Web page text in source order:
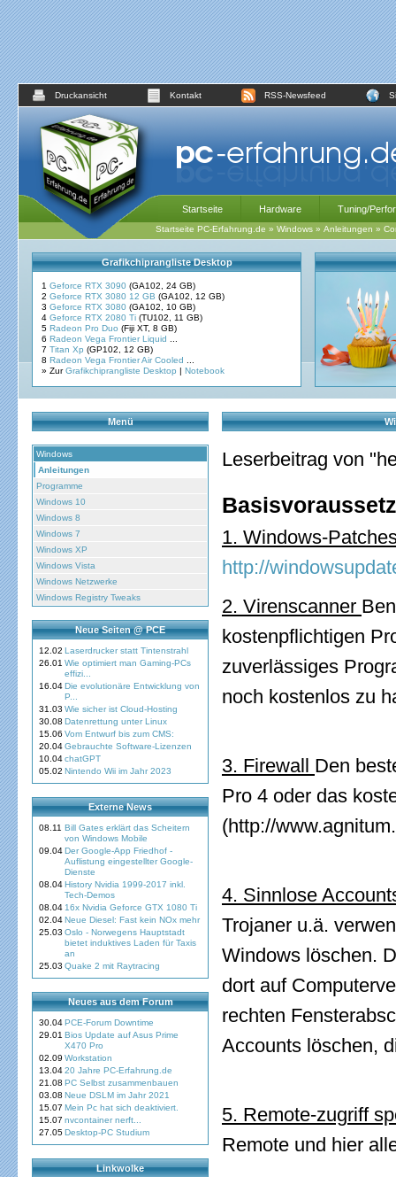
Druckansicht Kontakt RSS-Newsfeed
Startseite Hardware Tuning/
Startseite PC-Erfahrung.de » Windows » Anleitungen »
Grafikchiprangliste Desktop
1 Geforce RTX 3090 (GA102, 24 GB)
2 Geforce RTX 3080 12 GB (GA102, 12 GB)
3 Geforce RTX 3080 (GA102, 10 GB)
4 Geforce RTX 2080 Ti (TU102, 11 GB)
5 Radeon Pro Duo (Fiji XT, 8 GB)
6 Radeon Vega Frontier Liquid
7 Titan Xp (GP102, 12 GB)
8 Radeon Vega Frontier Air Cooled
» ZurGrafikchiprangliste Desktop | Notebook
Menü
Windows
Anleitungen
Programme
Windows 10
Windows 8
Windows 7
Windows XP
Windows Vista
Windows Netzwerke
Windows Registry Tweaks
Neue Seiten @ PCE
12.02 Laserdrucker statt Tintenstrahl
26.01 Wie optimiert man Gaming-PCs
effizi...
16.04Die evolutionäre Entwicklung von
P...
31.03 Wie sicher ist Cloud-Hosting
30.08 Datenrettung unter Linux
15.06 Vom Entwurf bis zum CMS:
20.04Gebrauchte Software-Lizenzen
10.04chatGPT
05.02 Nintendo Wii im Jahr 2023
Externe News
08.11 Bill Gates erklärt das Scheitern
von Windows Mobile
09.04Der Google-App Friedhof -
Auflistung eingestellter Google-
Dienste
08.04History Nvidia 1999-2017 inkl.
Tech-Demos
08.04 16x Nvidia Geforce GTX 1080 Ti
02.04Neue Diesel: Fast kein NOx mehr
25.03 Oslo - Norwegens Hauptstadt
bietet induktives Laden für Taxis
an
25.03 Quake 2 mit Raytracing
Neues aus dem Forum
30.04PCE-Forum Downtime
29.01 Bios Update auf Asus Prime
X470 Pro
02.09 Workstation
13.0420 Jahre PC-Erfahrung.de
21.08 PC Selbst zusammenbauen
03.08 Neue DSLM im Jahr 2021
15.07 Mein Pc hat sich deaktiviert.
15.07 nvcontainer nerft...
27.05Desktop-PC Studium
Linkwolke
Leserbeitrag von
1. Windows-
http://
2. Virenscanner
kostenpflichtigen
zuverlässiges
noch kostenlos zu
3. Firewall Den
Pro 4 oder das
(http://
4. Sinnlose
Trojaner u.ä.
Windows löschen.
dort auf
rechten
Accounts löschen,
5. Remote-zugriff
Remote und hier